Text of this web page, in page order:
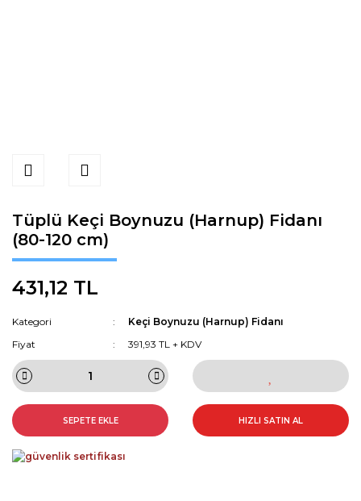
Tüplü Keçi Boynuzu (Harnup) Fidanı
(80-120 cm)
431,12 TL
Kategori
Keçi Boynuzu (Harnup) Fidanı
Fiyat
391,93 TL + KDV
SEPETE EKLE HIZLI SATIN AL